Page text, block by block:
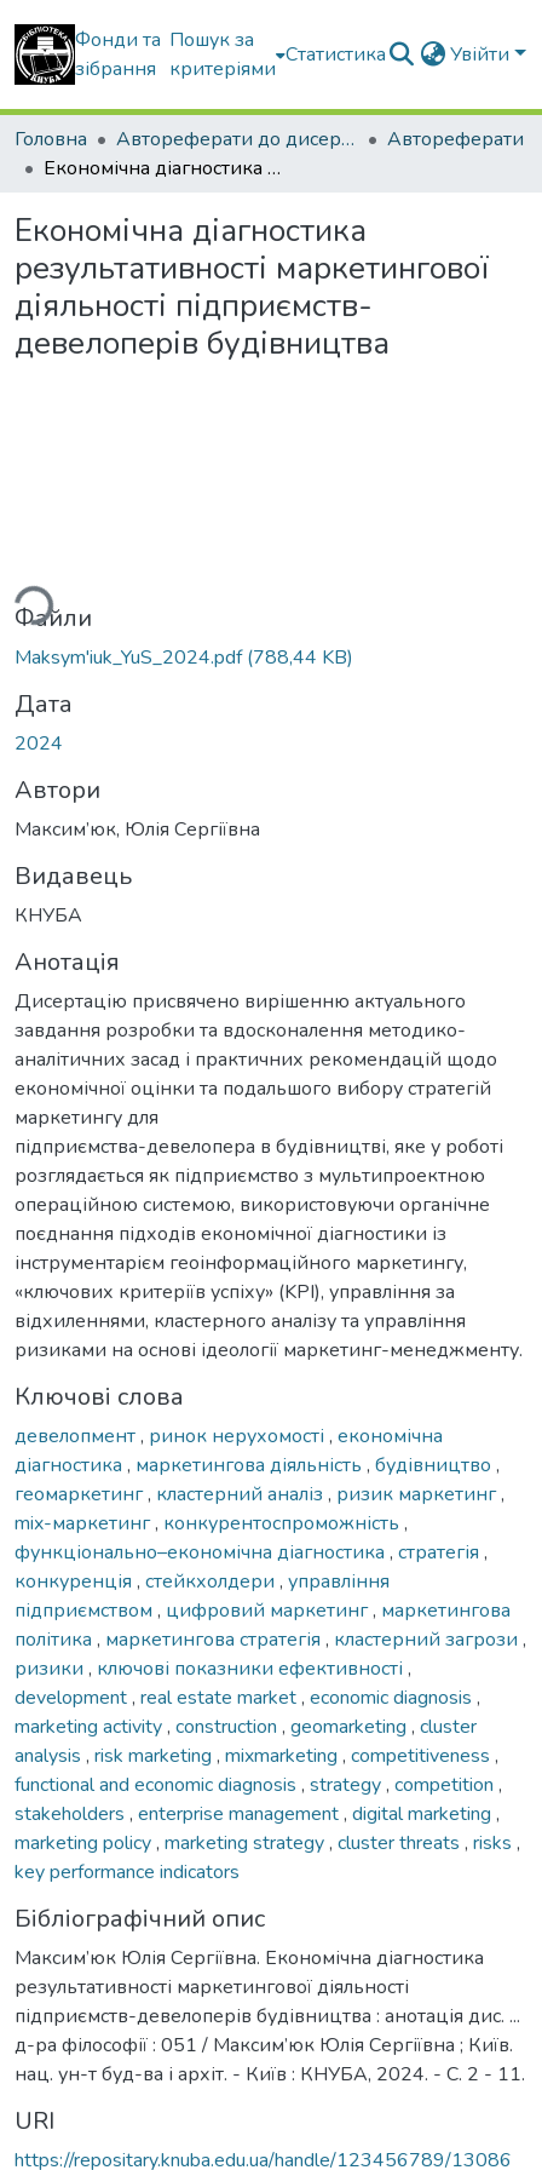
Фонди та
зібрання
Пошук за
критеріями
Статистика Увійти
Головна Автореферати до дисертацій
Автореферати
Eкономічна діагностика результативності маркетингової діяльності підприємств-девелоперів будівництва
Eкономічна діагностика
результативності маркетингової
діяльності підприємств-
девелоперів будівництва
Файли
Maksym'iuk_YuS_2024.pdf(788,44 KB)
Дата
2024
Автори
Максим’юк, Юлія Сергіївна
Видавець
КНУБА
Анотація
Дисертацію присвячено вирішенню актуального
завдання розробки та вдосконалення методико-
аналітичних засад і практичних рекомендацій щодо
економічної оцінки та подальшого вибору стратегій
маркетингу для
підприємства-девелопера в будівництві, яке у роботі
розглядається як підприємство з мультипроектною
операційною системою, використовуючи органічне
поєднання підходів економічної діагностики із
інструментарієм геоінформаційного маркетингу,
«ключових критеріїв успіху» (KPI), управління за
відхиленнями, кластерного аналізу та управління
ризиками на основі ідеології маркетинг-менеджменту.
Ключові слова
девелопмент, ринок нерухомості , економічна
діагностика , маркетингова діяльність , будівництво ,
геомаркетинг, кластерний аналіз , ризик маркетинг,
mix-маркетинг, конкурентоспроможність ,
функціонально–економічна діагностика , стратегія ,
конкуренція , стейкхолдери , управління
підприємством , цифровий маркетинг, маркетингова
політика , маркетингова стратегія , кластерний загрози ,
ризики , ключові показники ефективності ,
development, real estate market, economic diagnosis ,
marketing activity, construction , geomarketing , cluster
analysis , risk marketing , mixmarketing , competitiveness ,
functional and economic diagnosis , strategy, competition ,
stakeholders , enterprise management, digital marketing ,
marketing policy, marketing strategy, cluster threats , risks ,
key performance indicators
Бібліографічний опис
Максим’юк Юлія Сергіївна. Eкономічна діагностика
результативності маркетингової діяльності
підприємств-девелоперів будівництва : анотація дис. ...
д-ра філософії : 051 / Максим’юк Юлія Сергіївна ; Київ.
нац. ун-т буд-ва і архіт. - Київ : КНУБА, 2024. - С. 2 - 11.
URI
https://repositary.knuba.edu.ua/handle/123456789/13086